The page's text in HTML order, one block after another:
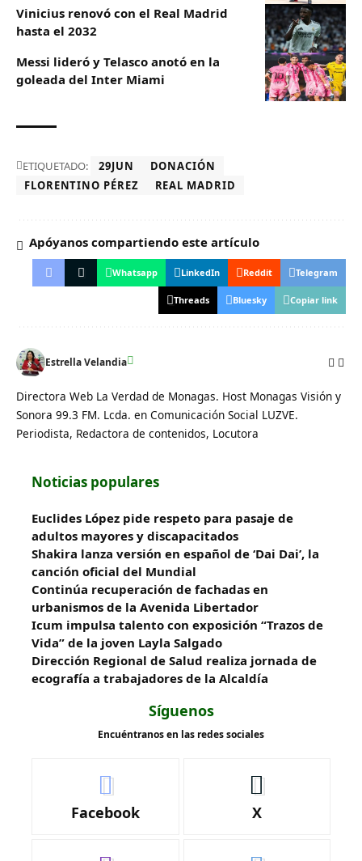
Vinicius renovó con el Real Madrid
hasta el 2032
Messi lideró y Telasco anotó en la
goleada del Inter Miami
ETIQUETADO: 29JUN
DONACIÓN
FLORENTINO PÉREZ
REAL MADRID
Apóyanos compartiendo este artículo
Whatsapp LinkedIn Reddit Telegram
Threads Bluesky Copiar link
Estrella Velandia
Directora Web La Verdad de Monagas. Host Monagas Visión y
Sonora 99.3 FM. Lcda. en Comunicación Social LUZVE.
Periodista, Redactora de contenidos, Locutora
Noticias populares
Euclides López pide respeto para pasaje de
adultos mayores y discapacitados
Shakira lanza versión en español de ‘Dai Dai’, la
canción oficial del Mundial
Continúa recuperación de fachadas en
urbanismos de la Avenida Libertador
Icum impulsa talento con exposición “Trazos de
Vida” de la joven Layla Salgado‎
‎Dirección Regional de Salud realiza jornada de
ecografía a trabajadores de la Alcaldía
Síguenos
Encuéntranos en las redes sociales
Facebook X